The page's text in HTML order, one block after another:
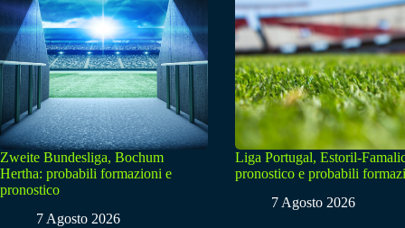
Zweite Bundesliga, Bochum
Hertha: probabili formazioni e
pronostico
7 Agosto 2026
Liga Portugal, Estoril-
pronostico e probabili
7 Agosto 2026